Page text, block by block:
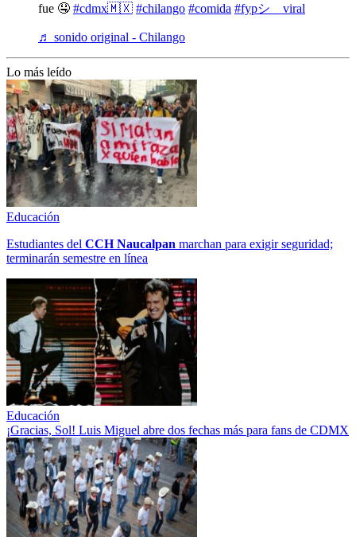
fue 🤤 #cdmx🇲🇽 #chilango #comida #fypシ゚viral
♬ sonido original - Chilango
Lo más leído
Educación
Estudiantes del CCH Naucalpan marchan para exigir seguridad;
terminarán semestre en línea
Educación
¡Gracias, Sol! Luis Miguel abre dos fechas más para fans de CDMX